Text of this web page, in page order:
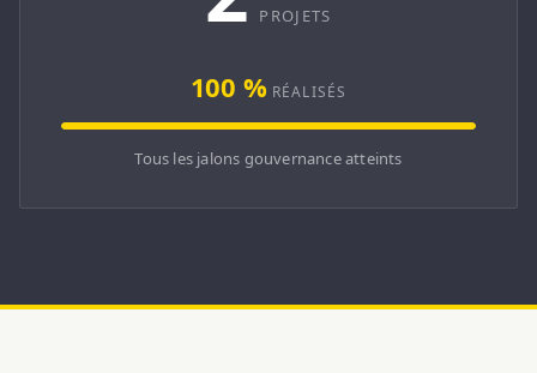
PROJETS
100 % RÉALISÉS
Tous les jalons gouvernance atteints